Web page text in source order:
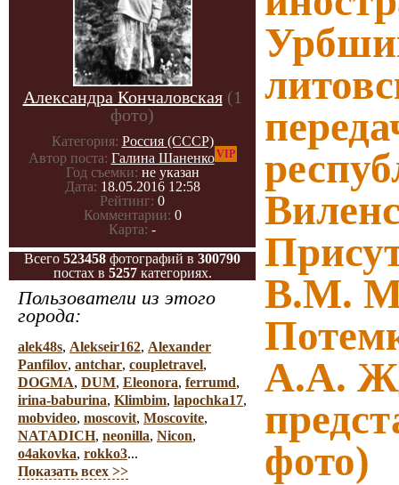
Александра Кончаловская (1
фото)
Категория: Россия (СССР)
Автор поста: Галина ШаненкоVIP
Год съемки: не указан
Дата: 18.05.2016 12:58
Рейтинг: 0
Комментарии: 0
Карта: -
Всего 523458 фотографий в 300790
постах в 5257категориях.
Пользователи из этого
города:
alek48s, Alekseir162, Alexander
Panfilov, antchar, coupletravel,
DOGMA, DUM, Eleonora, ferrumd,
irina-baburina, Klimbim, lapochka17,
mobvideo, moscovit, Moscovite,
NATADICH, neonilla, Nicon,
o4akovka, rokko3...
Показать всех >>
В.М.
А.А.
фото)